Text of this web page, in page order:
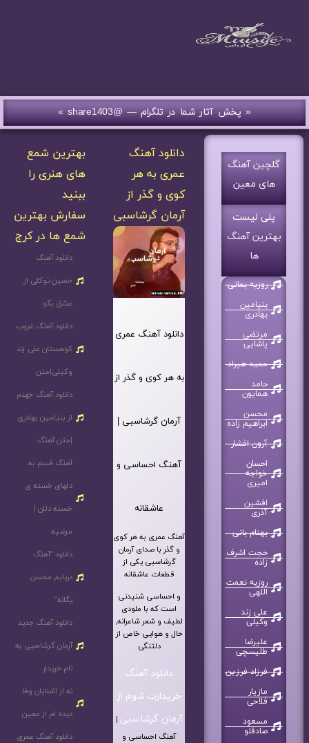
« پخش آثار شما در تلگرام — @share1403 »
گلچین آهنگ
های معین
پلی لیست
بهترین آهنگ
ها
روزبه بمانی
بنیامین
بهادری
مرتضی
پاشایی
حمید هیراد
حامد
همایون
محسن
ابراهیم زاده
آرون افشار
احسان
خواجه
امیری
افشین
آذری
بهنام بانی
حجت اشرف
زاده
روزبه نعمت
اللهی
علی زند
وکیلی
علیرضا
طلیسچی
فرزاد فرزین
مازیار
فلاحی
مسعود
صادقلو
دانلود آهنگ
عمری به هر
کوی و گذر از
آرمان گرشاسبی
دانلود آهنگ عمری
به هر کوی و گذر از
آرمان گرشاسبی |
آهنگ احساسی و
عاشقانه
آهنگ عمری به هر کوی
و گذر با صدای آرمان
گرشاسبی یکی از
قطعات عاشقانه
و احساسی شنیدنی
است که با ملودی
لطیف و شعر شاعرانه,
حال و هوایی خاص از
دلتنگی
دانلود آهنگ
خریدارت شوم از
آرمان گرشاسبی |
آهنگ احساسی و
بهترین شمع
های هنری را
ببنید
سفارش بهترین
شمع ها در کرج
دانلود آهنگ
حسین توکلی از
عشق بگو
دانلود آهنگ غروب
کوهستان علی زند
وکیلی|متن
دانلود آهنگ جهنم
از بنیامین بهادری
|متن آهنگ
آهنگ قسم به
دلهای خسته ی
خسته دلان |
مرضیه
دانلود “آهنگ
دریابم محسن
یگانه”
دانلود آهنگ جدید
آرمان گرشاسبی به
نام خریدار
نه از آشنایان وفا
دیده ام از معین
دانلود آهنگ عمری